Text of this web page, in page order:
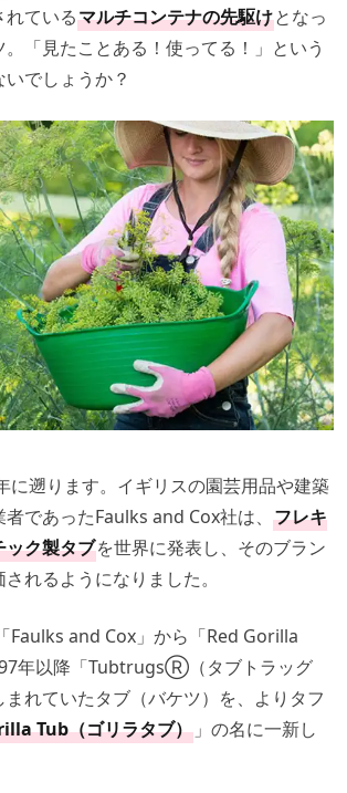
れているマルチコンテナの先駆けとなっ
「見たことある！使ってる！」という
でしょうか？
に遡ります。イギリスの園芸用品や建築
であったFaulks and Cox社は、 フレキ
ック製タブを世界に発表し、そのブラン
れるようになりました。
Faulks and Cox」から「Red Gorilla
年以降「TubtrugsⓇ（タブトラッグ
れていたタブ（バケツ）を、よりタフ
Tub（ゴリラタブ） 」の名に一新し